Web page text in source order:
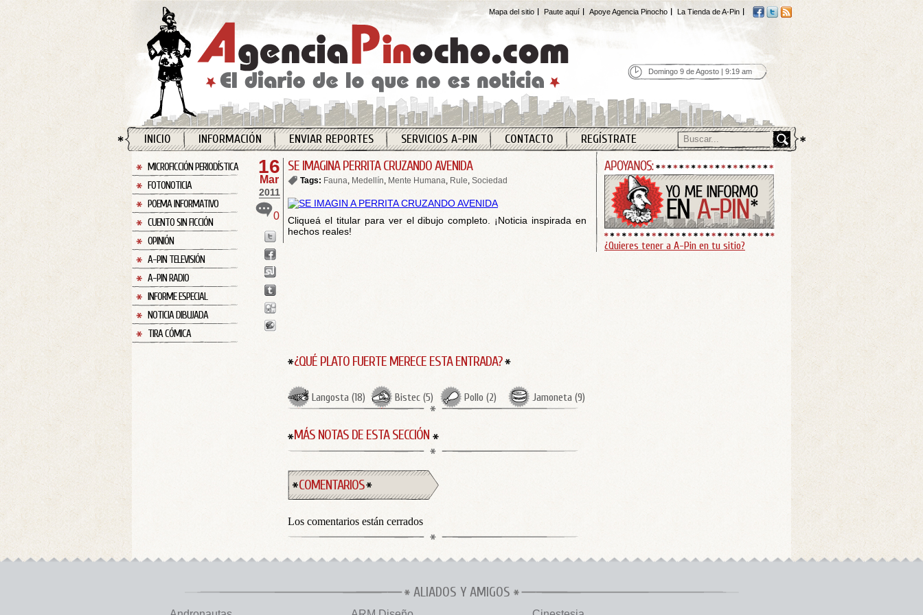
Mapa del sitio Paute aquí Apoye Agencia Pinocho La Tienda de A-Pin
Domingo 9 de Agosto | 9:19 am
INICIO INFORMACIÓN ENVIAR REPORTES SERVICIOS A-PIN CONTACTO REGÍSTRATE
MICROFICCIÓN PERIODÍSTICA
FOTONOTICIA
POEMA INFORMATIVO
CUENTO SIN FICCIÓN
OPINIÓN
A-PIN TELEVISIÓN
A-PIN RADIO
INFORME ESPECIAL
NOTICIA DIBUJADA
TIRA CÓMICA
16
Mar
2011
0
SE IMAGINA PERRITA CRUZANDO AVENIDA
Tags: Fauna, Medellín, Mente Humana, Rule, Sociedad
Cliqueá el titular para ver el dibujo completo. ¡Noticia inspirada en
hechos reales!
¿QUÉ PLATO FUERTE MERECE ESTA ENTRADA?
Langosta (18) Bistec (5) Pollo (2) Jamoneta (9)
MÁS NOTAS DE ESTA SECCIÓN
COMENTARIOS
Los comentarios están cerrados
¿Quieres tener a A-Pin en tu sitio?
ALIADOS Y AMIGOS